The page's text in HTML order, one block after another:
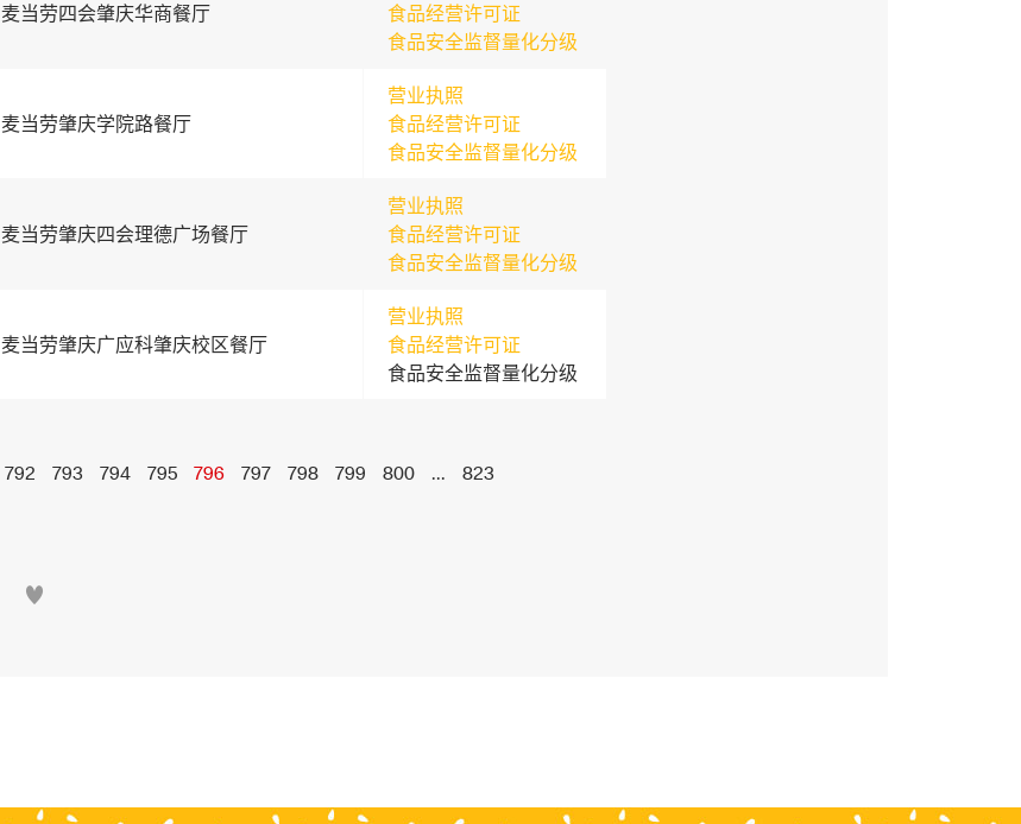
麦当劳四会肇庆华商餐厅
食品经营许可证
食品安全监督量化分级
麦当劳肇庆学院路餐厅
营业执照
食品经营许可证
食品安全监督量化分级
麦当劳肇庆四会理德广场餐厅
营业执照
食品经营许可证
食品安全监督量化分级
麦当劳肇庆广应科肇庆校区餐厅
营业执照
食品经营许可证
食品安全监督量化分级
792 793 794 795 796 797 798 799 800 ... 823
